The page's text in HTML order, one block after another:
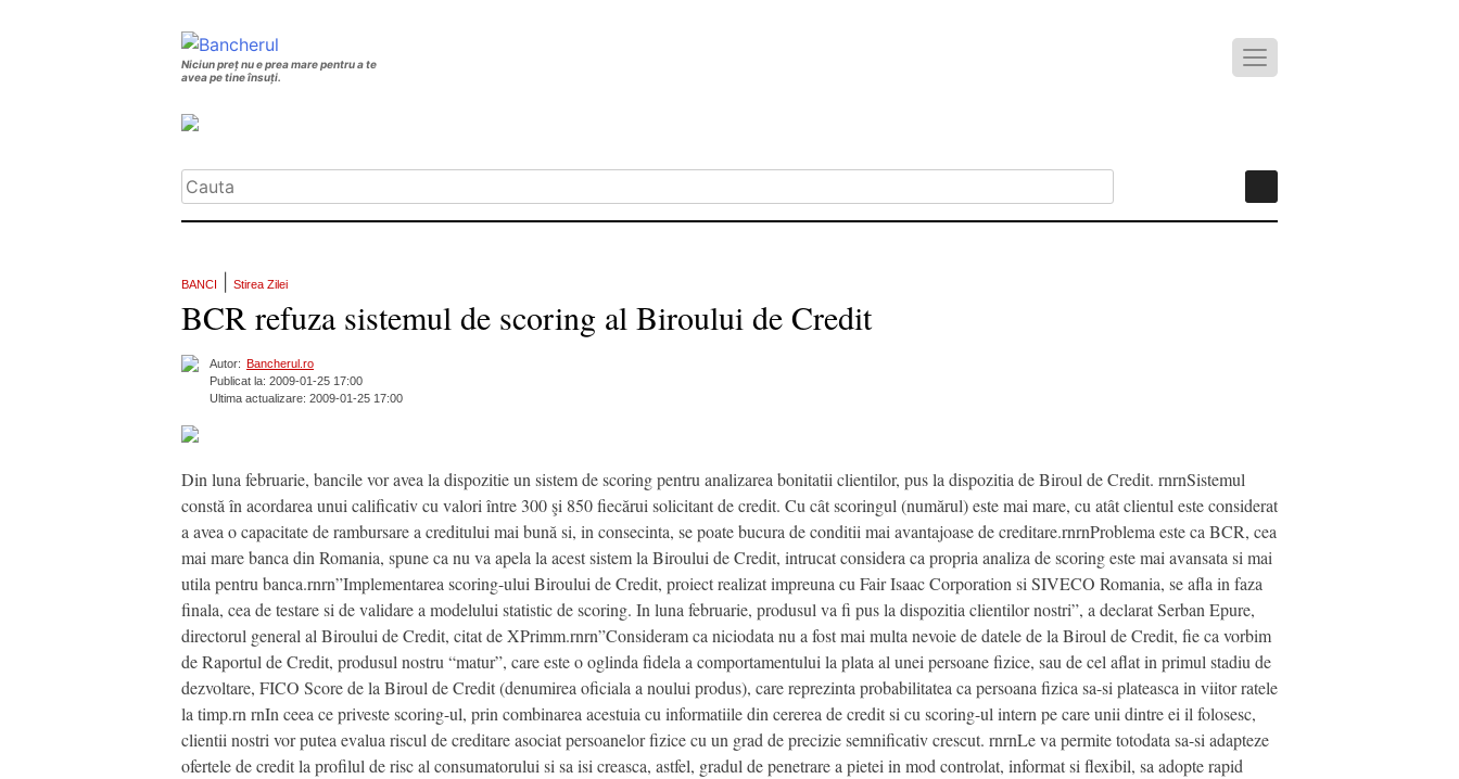
Niciun preț nu e prea mare pentru a te
avea pe tine însuți.
BANCI Stirea Zilei
BCR refuza sistemul de scoring al Biroului de Credit
Autor: Bancherul.ro
Publicat la: 2009-01-25 17:00
Ultima actualizare: 2009-01-25 17:00
Din luna februarie, bancile vor avea la dispozitie un sistem de scoring pentru analizarea bonitatii clientilor, pus la dispozitia de Biroul de Credit. rnrnSistemul
constă în acordarea unui calificativ cu valori între 300 şi 850 fiecărui solicitant de credit. Cu cât scoringul (numărul) este mai mare, cu atât clientul este considerat
a avea o capacitate de rambursare a creditului mai bună si, in consecinta, se poate bucura de conditii mai avantajoase de creditare.rnrnProblema este ca BCR, cea
mai mare banca din Romania, spune ca nu va apela la acest sistem la Biroului de Credit, intrucat considera ca propria analiza de scoring este mai avansata si mai
utila pentru banca.rnrn”Implementarea scoring-ului Biroului de Credit, proiect realizat impreuna cu Fair Isaac Corporation si SIVECO Romania, se afla in faza
finala, cea de testare si de validare a modelului statistic de scoring. In luna februarie, produsul va fi pus la dispozitia clientilor nostri”, a declarat Serban Epure,
directorul general al Biroului de Credit, citat de XPrimm.rnrn”Consideram ca niciodata nu a fost mai multa nevoie de datele de la Biroul de Credit, fie ca vorbim
de Raportul de Credit, produsul nostru “matur”, care este o oglinda fidela a comportamentului la plata al unei persoane fizice, sau de cel aflat in primul stadiu de
dezvoltare, FICO Score de la Biroul de Credit (denumirea oficiala a noului produs), care reprezinta probabilitatea ca persoana fizica sa-si plateasca in viitor ratele
la timp.rn rnIn ceea ce priveste scoring-ul, prin combinarea acestuia cu informatiile din cererea de credit si cu scoring-ul intern pe care unii dintre ei il folosesc,
clientii nostri vor putea evalua riscul de creditare asociat persoanelor fizice cu un grad de precizie semnificativ crescut. rnrnLe va permite totodata sa-si adapteze
ofertele de credit la profilul de risc al consumatorului si sa isi creasca, astfel, gradul de penetrare a pietei in mod controlat, informat si flexibil, sa adopte rapid